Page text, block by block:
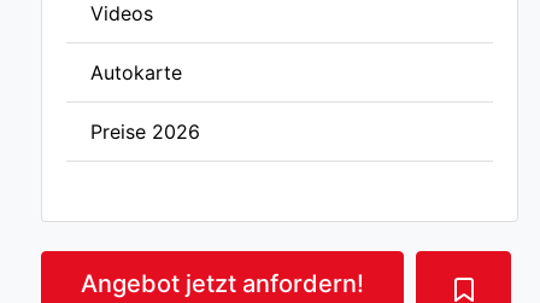
Videos
Autokarte
Preise 2026
Angebot jetzt anfordern!